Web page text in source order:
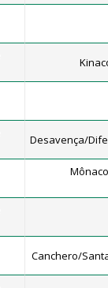
Desavença/
Canchero/